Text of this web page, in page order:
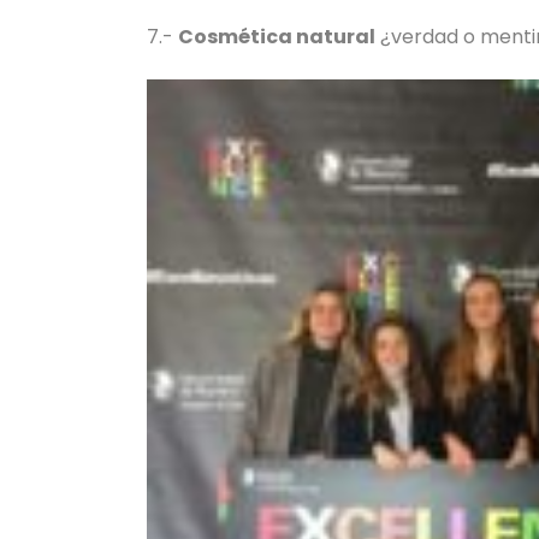
7.- Cosmética natural ¿verdad o